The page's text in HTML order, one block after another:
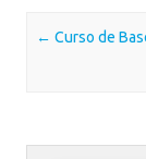
Post navigation
← Curso de